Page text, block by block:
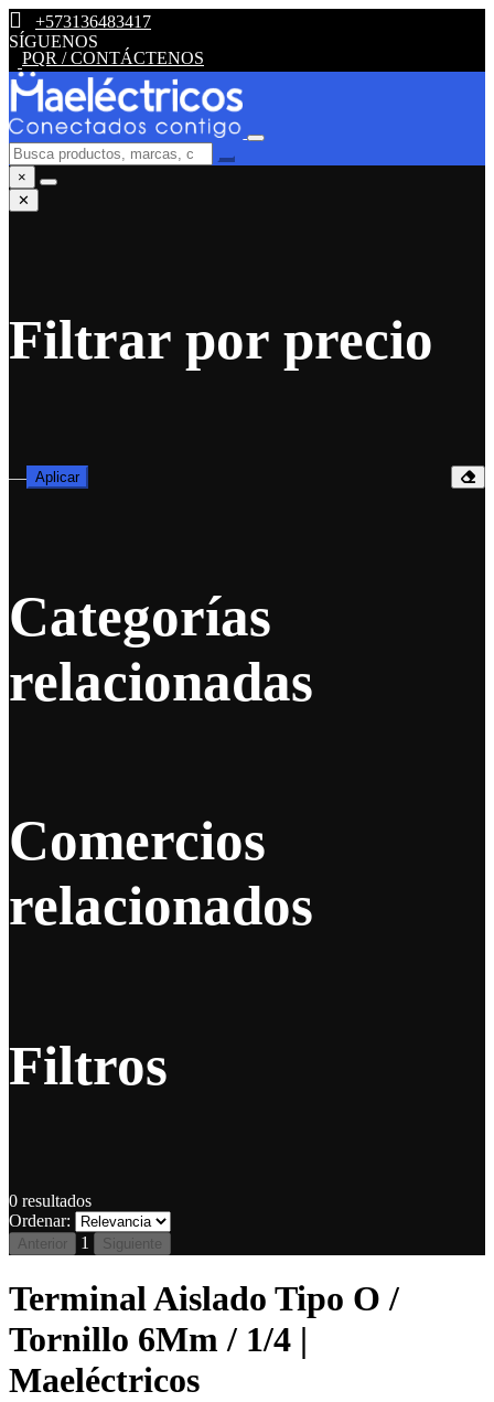
+573136483417
SÍGUENOS
PQR / CONTÁCTENOS
×
✕
Filtrar por precio
— Aplicar
Categorías
relacionadas
Comercios
relacionados
Filtros
0 resultados
Ordenar:
Anterior 1 Siguiente
Terminal Aislado Tipo O /
Tornillo 6Mm / 1/4 |
Maeléctricos